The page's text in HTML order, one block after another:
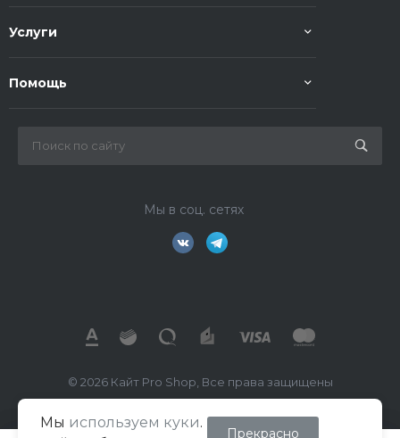
Услуги
Помощь
Мы в соц. сетях
© 2026 Кайт Pro Shop, Все права защищены
ИП Маркелов В.А.
Мы используем куки.
Прекрасно